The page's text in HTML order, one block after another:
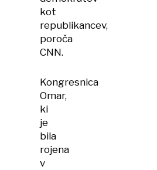
kot
republikancev,
poroča
CNN.
Kongresnica
Omar,
ki
je
bila
rojena
v